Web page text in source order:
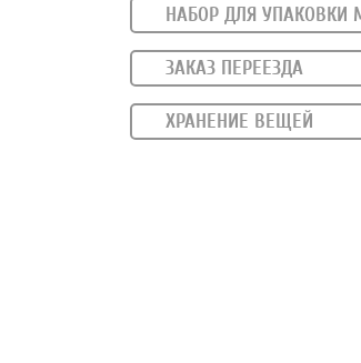
НАБОР ДЛЯ УПАКОВКИ
ЗАКАЗ ПЕРЕЕЗДА
ХРАНЕНИЕ ВЕЩЕЙ